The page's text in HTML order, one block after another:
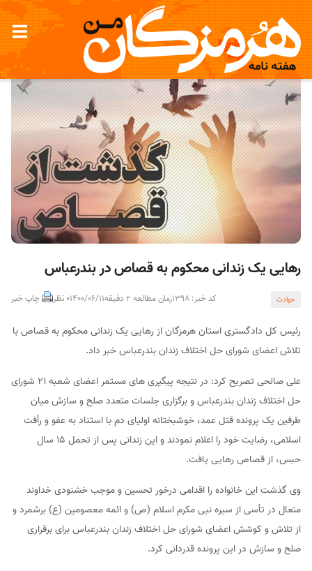
رهایی یک زندانی محکوم به قصاص در بندرعباس
حوادث کد خبر: 1398 زمان مطالعه 2 دقیقه 1400/06/110 نظر چاپ خبر
رئیس کل دادگستری استان هرمزگان از رهایی یک زندانی محکوم به قصاص با
تلاش اعضای شورای حل اختلاف زندان بندرعباس خبر داد.
علی صالحی تصریح کرد: در نتیجه پیگیری های مستمر اعضای شعبه ۲۱ شورای
حل اختلاف زندان بندرعباس و برگزاری جلسات متعدد صلح و سازش میان
طرفین یک پرونده‌ قتل عمد، خوشبختانه اولیای دم با استناد به عفو و رأفت
اسلامی، رضایت خود را اعلام نمودند و این زندانی پس از تحمل ۱۵ سال
حبس، از قصاص رهایی یافت.
وی گذشت این خانواده را اقدامی درخور تحسین و موجب خشنودی خداوند
متعال در تأسی از سیره نبی مکرم اسلام (ص) و ائمه معصومین (ع) برشمرد و
از تلاش و کوشش اعضای شورای حل اختلاف زندان بندرعباس برای برقراری
صلح و سازش در این پرونده قدردانی کرد.